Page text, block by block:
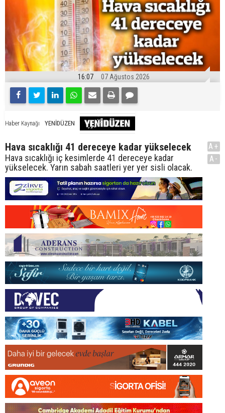
16:07 07 Ağustos 2026
Haber Kaynağı YENİDÜZEN
Hava sıcaklığı 41 dereceye kadar yükselecek
Hava sıcaklığı iç kesimlerde 41 dereceye kadar
yükselecek. Yarın sabah saatleri yer yer sisli olacak.
A+
A-